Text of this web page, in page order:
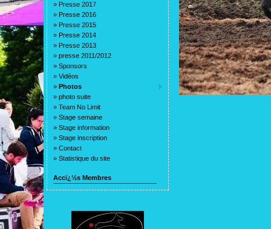
» Presse 2017
» Presse 2016
» Presse 2015
» Presse 2014
» Presse 2013
» presse 2011/2012
» Sponsors
» Vidéos
» Photos
» photo suite
» Team No Limit
» Stage semaine
» Stage information
» Stage inscription
» Contact
» Statistique du site
Accï¿½s Membres